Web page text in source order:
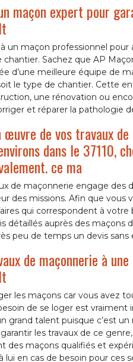
maçon expert pour
un maçon professionnel
chantier. Sachez que AP
d’une meilleure équipe de
le type de chantier. Cette
une rénovation ou
et réparer la pathologie
de vos travaux
dans le 37110,
ce ma
de maçonnerie engage des
des missions. Afin que
qui correspondent à
détaillés auprès des
peu de temps un devis
de maçonnerie à
les maçons car vous avez
de se loger est
grand talent puisque c’est
les travaux de ce
des maçons qualifiés et
lui en cas de besoin pour ces